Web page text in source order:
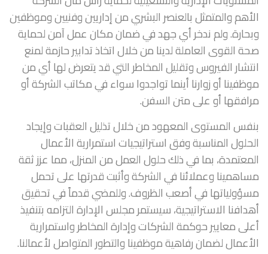
الأهم والمتمثل بالعنصر البشري من إداريين وفنيين وموظفين
وبحارة. ولم ندخر أي جهد في ضمان مكان عمل آمن لحماية
صحة القوى العاملة لدينا من خلال اتخاذ تدابير حازمة لمنع
انتشار الفيروس وتقليل المخاطر التي قد يتعرض لها أي من
موظفينا أو زوارنا أينما تواجدوا سواء في مكاتب الشركة أو
مرافقها أو على متن السفن.
بنفس المستوى المعهود من خلال تذليل العقبات وإيجاد
الحلول المناسبة وفق استراتيجيات استمرارية الأعمال
المعتمدة، بما في ذلك حلول العمل من المنزل، مما عزز ثقة
مساهمينا وعملائنا في الشركة وأثبت قدرتها على تحمل
مسؤولياتها في أصعب الظروف. وللمضي قدماً في تحقيق
أهدافنا الاستراتيجية، سيستمر مجلس الإدارة التزامه بتنفيذ
أعلى معايير حوكمة الشركات وإدارة المخاطر واستمرارية
الأعمال لضمان رفاهية موظفينا والتطور المتواصل لأعمالنا.